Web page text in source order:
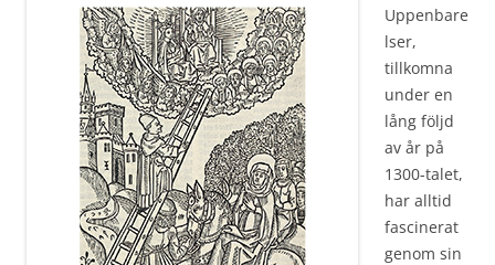
Uppenbare
lser,
tillkomna
under en
lång följd
av år på
1300-talet,
har alltid
fascinerat
genom sin